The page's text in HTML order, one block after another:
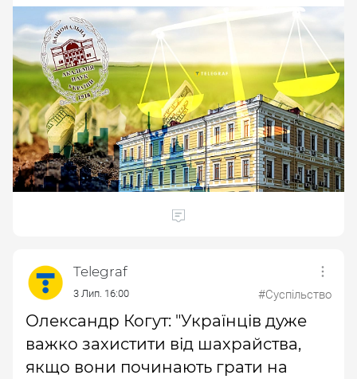
Telegraf
3 Лип. 16:00 #Суспільство
Олександр Когут: "Українців дуже
важко захистити від шахрайства,
якщо вони починають грати на